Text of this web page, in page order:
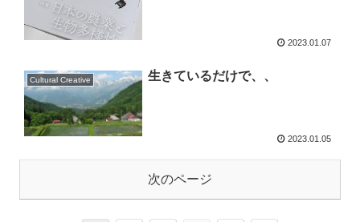
2023.01.07
Cultural Creative 生きているだけで、、
2023.01.05
次のページ